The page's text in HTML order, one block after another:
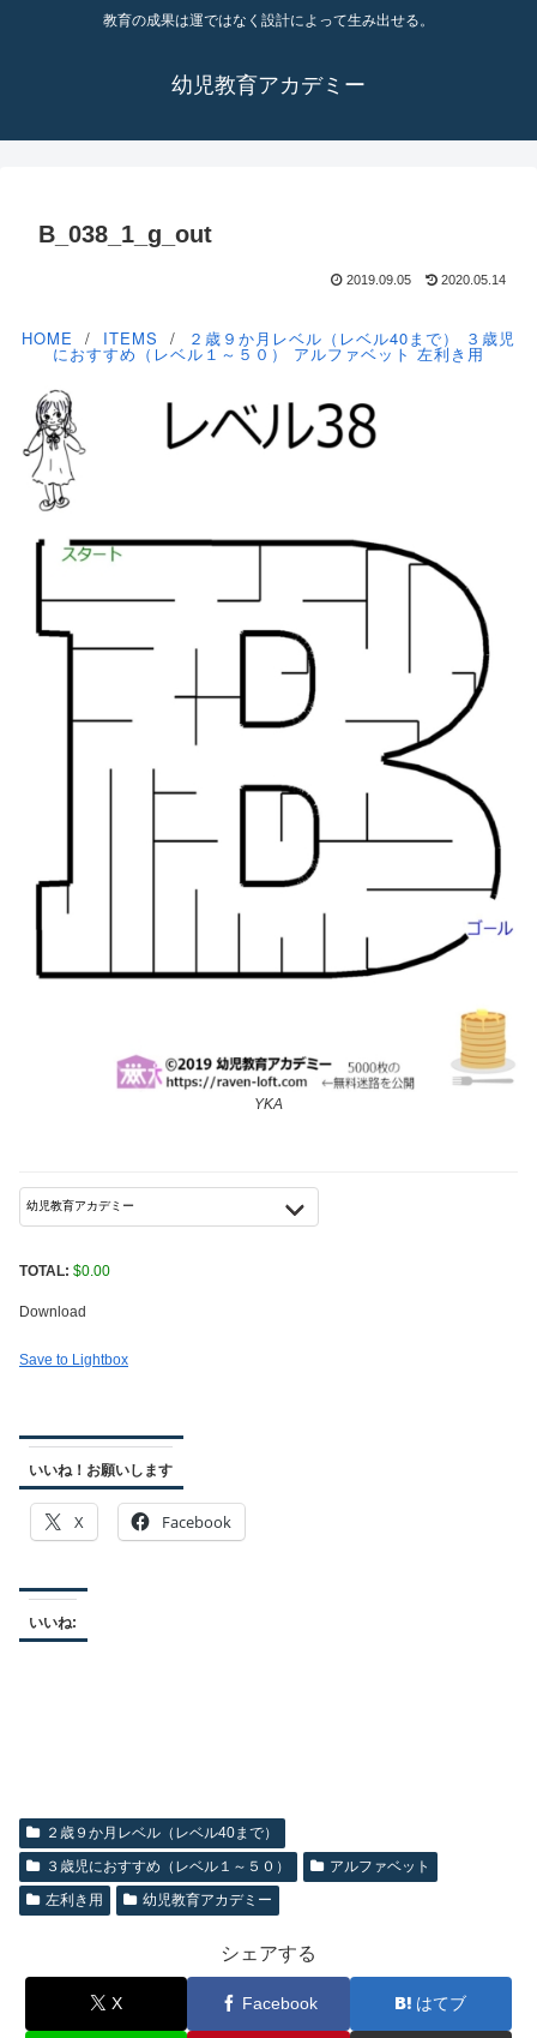
教育の成果は運ではなく設計によって生み出せる。
幼児教育アカデミー
B_038_1_g_out
2019.09.05 2020.05.14
HOME ITEMS ２歳９か月レベル（レベル40まで） ３歳児
におすすめ（レベル１～５０） アルファベット 左利き用
YKA
TOTAL: $0.00
Download
Save to Lightbox
いいね！お願いします
X Facebook
いいね:
２歳９か月レベル（レベル40まで）
３歳児におすすめ（レベル１～５０）
アルファベット
左利き用
幼児教育アカデミー
シェアする
X Facebook はてブ